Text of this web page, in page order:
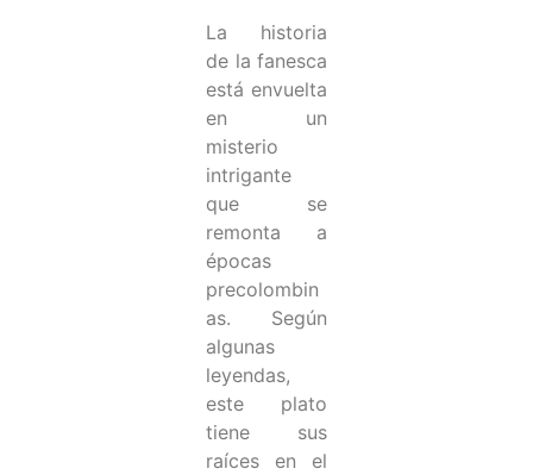
La historia
de la fanesca
está envuelta
en un
misterio
intrigante
que se
remonta a
épocas
precolombin
as. Según
algunas
leyendas,
este plato
tiene sus
raíces en el